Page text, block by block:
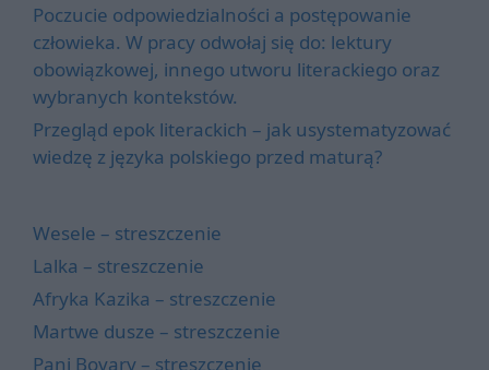
Poczucie odpowiedzialności a postępowanie
człowieka. W pracy odwołaj się do: lektury
obowiązkowej, innego utworu literackiego oraz
wybranych kontekstów.
Przegląd epok literackich – jak usystematyzować
wiedzę z języka polskiego przed maturą?
Wesele – streszczenie
Lalka – streszczenie
Afryka Kazika – streszczenie
Martwe dusze – streszczenie
Pani Bovary – streszczenie